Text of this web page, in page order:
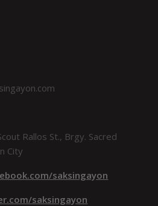
Rallos St., Brgy. Sacred
City
saksingayon
saksingayon